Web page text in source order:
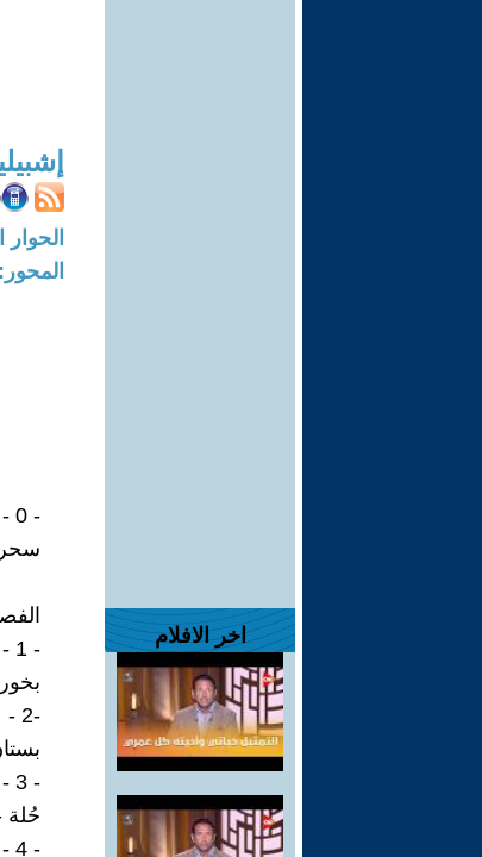
اخر الافلام
الحوار
- 0 -
سحر
- 1 -
-2 -
- 3 -
حُلة
- 4 -